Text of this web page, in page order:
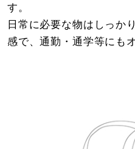
す。
日常に必要な物はしっか
感で、通勤・通学等にも